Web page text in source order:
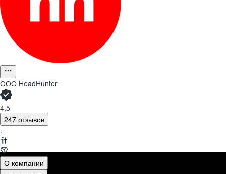
ООО HeadHunter
4,5
247 отзывов
·
О компании